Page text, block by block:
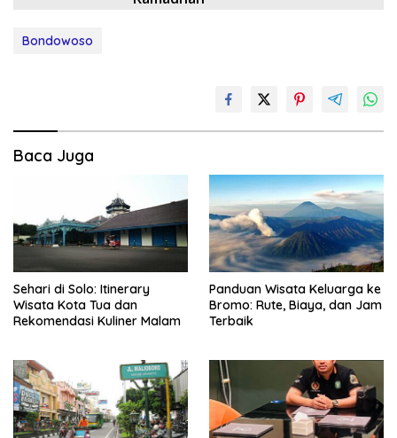
Bondowoso
Baca Juga
Sehari di Solo: Itinerary
Wisata Kota Tua dan
Rekomendasi Kuliner Malam
Panduan Wisata Keluarga ke
Bromo: Rute, Biaya, dan Jam
Terbaik